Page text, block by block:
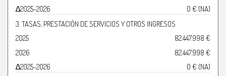
∆2025-2026
0 € (NA)
3. TASAS, PRESTACIÓN DE SERVICIOS Y OTROS INGRESOS
2025
82.447.998 €
2026
82.447.998 €
∆2025-2026
0 € (NA)